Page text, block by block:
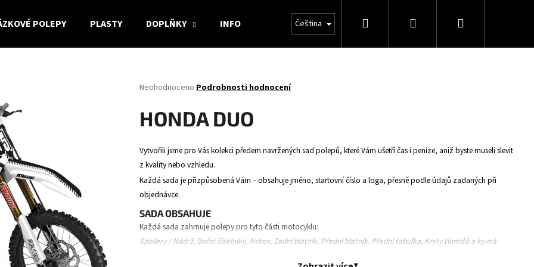
POLEPY PLASTY DOPLŇKY INFO Čeština Hledat PřihlášeníNákupní
Průměrné
produktu
je
5
hvězdiček.
Neohodnoceno Podrobnosti hodnocení
HONDA DUO
Vytvořili jsme pro Vás kolekci předem navržených sad polepů, které Vám ušetří čas i peníze, aniž byste museli slevit
z kvality nebo vzhledu.
Každá sada je přizpůsobená Vám – obsahuje jméno, startovní číslo a loga, přesně podle údajů zadaných při
objednávce.
SADA OBSAHUJE
Každá sada zahrnuje polepy pro tyto části motocyklu:
Spoilery / Nádrž, Boční číselníky, Airbox, Zadní blatník, Přední blatník, Přední tabulka, Kryty tlumičů a kyvná
HLEDAT
Doporučujeme